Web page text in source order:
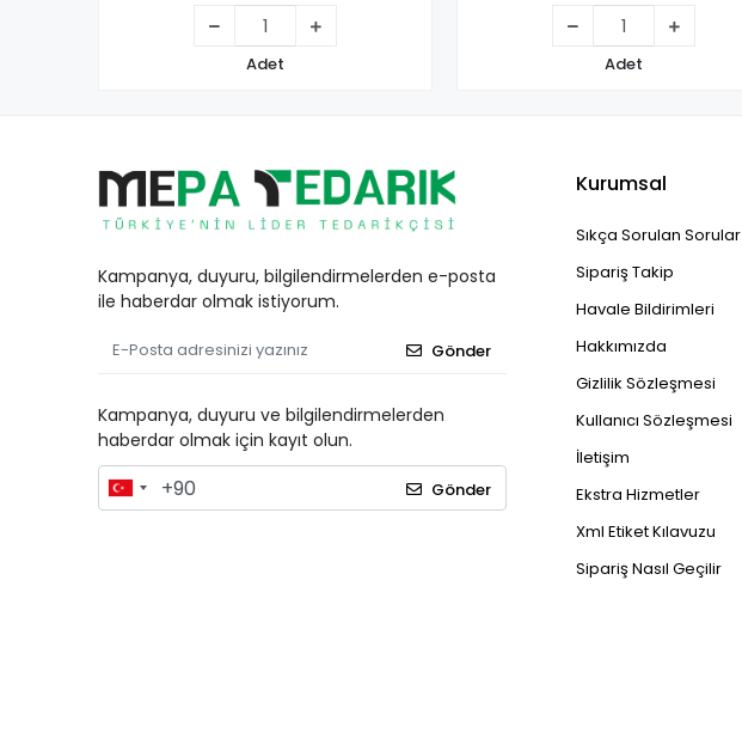
Adet Adet
Kampanya, duyuru, bilgilendirmelerden e-posta
ile haberdar olmak istiyorum.
Gönder
Kampanya, duyuru ve bilgilendirmelerden
haberdar olmak için kayıt olun.
Gönder
Kurumsal
Sıkça Sorulan Sorular
Sipariş Takip
Havale Bildirimleri
Hakkımızda
Gizlilik Sözleşmesi
Kullanıcı Sözleşmesi
İletişim
Ekstra Hizmetler
Xml Etiket Kılavuzu
Sipariş Nasıl Geçilir